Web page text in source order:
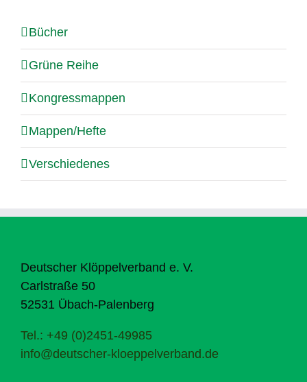
Bücher
Grüne Reihe
Kongressmappen
Mappen/Hefte
Verschiedenes
Deutscher Klöppelverband e. V.
Carlstraße 50
52531 Übach-Palenberg
Tel.: +49 (0)2451-49985
info@deutscher-kloeppelverband.de